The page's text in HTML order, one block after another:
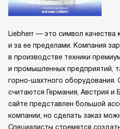
Liebherr — это символ качества
и за ее пределами. Компания
в производстве техники
и промышленных предприятий,
горно-шахтного оборудования.
считаются Германия, Австрия и
сайте представлен большой
компании, но сделать заказ
Специалисты стремятся